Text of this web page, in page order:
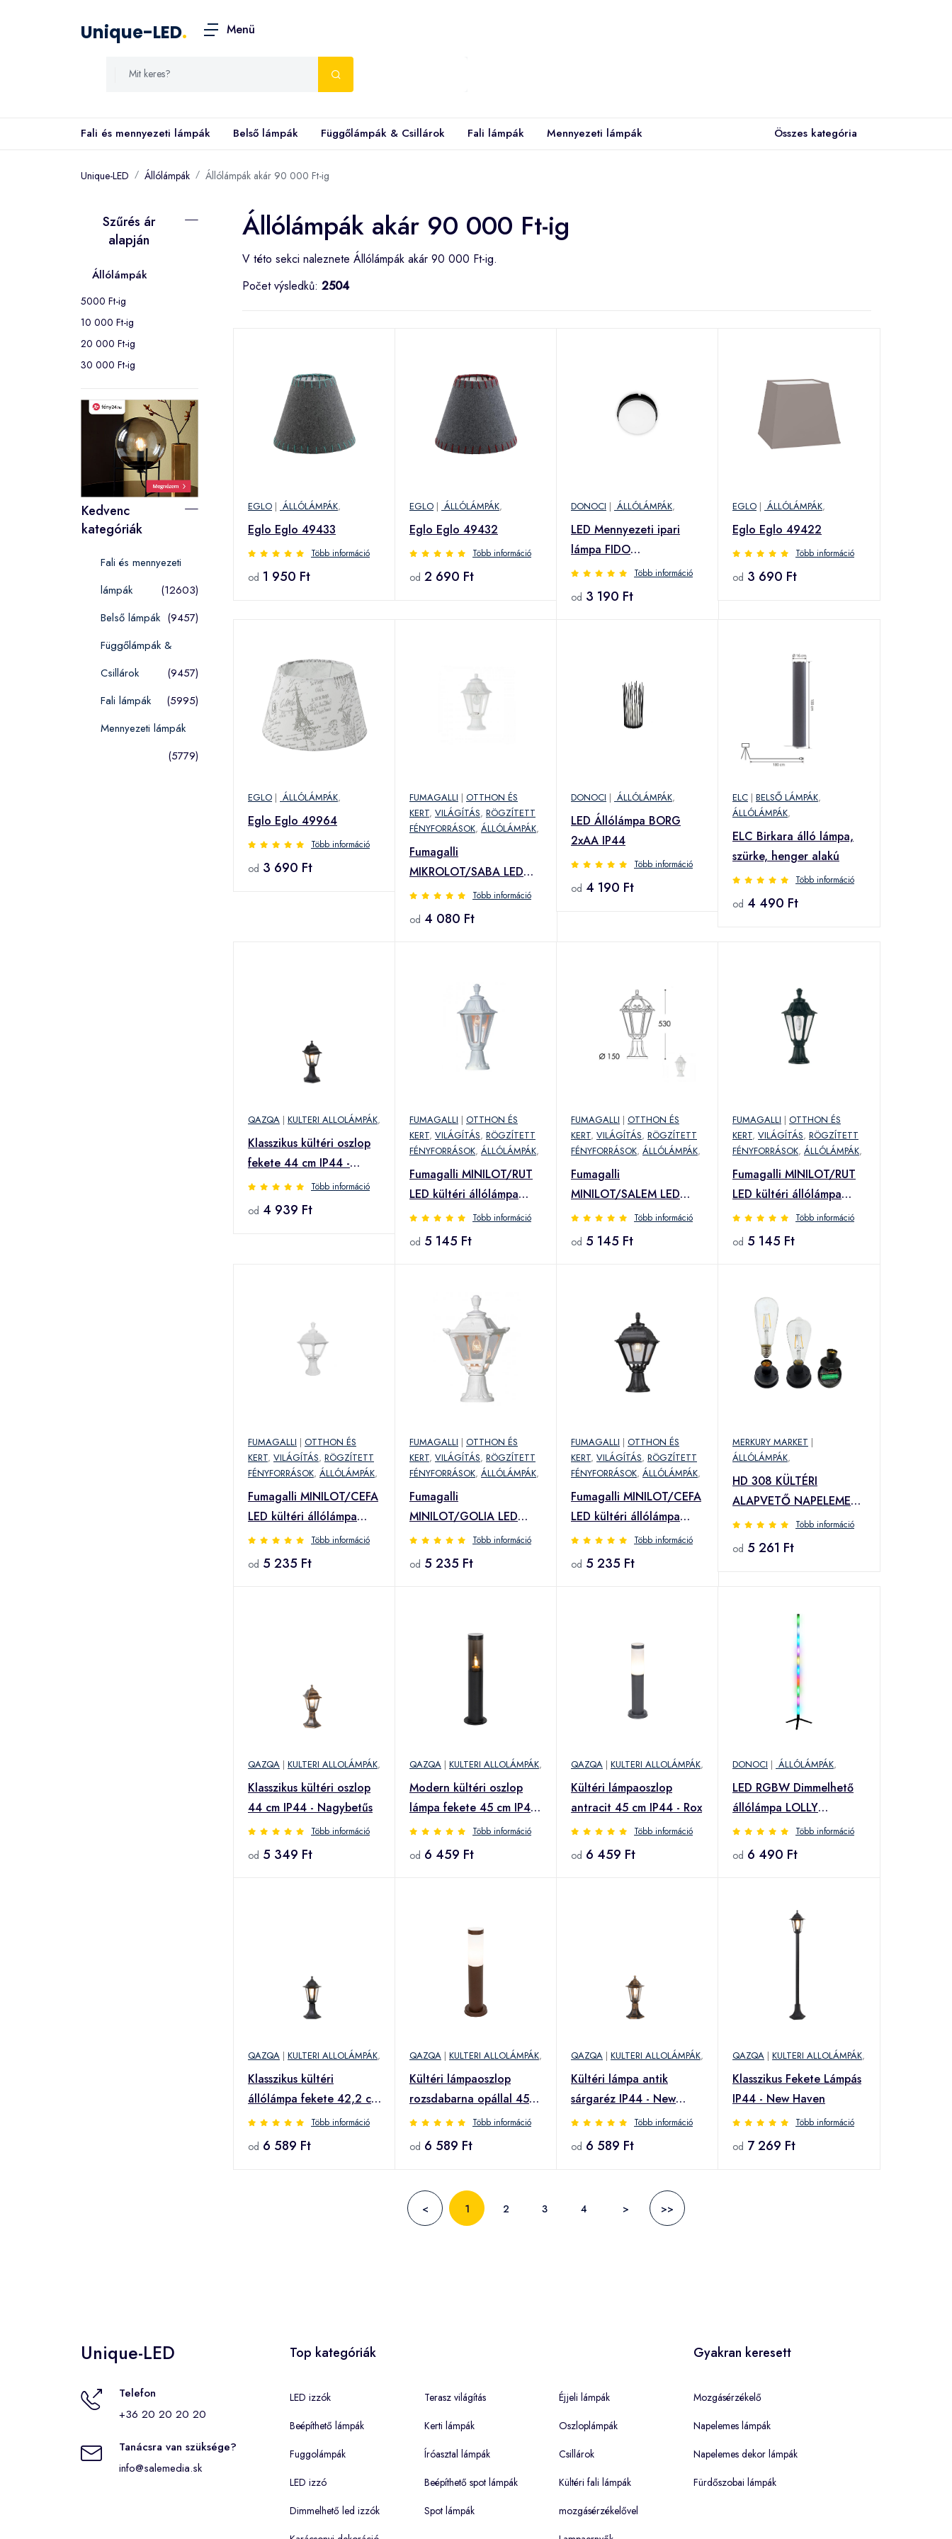
Unique-LED. Menü
Fali és mennyezeti lámpák Belső lámpák Függőlámpák & Csillárok Fali lámpák Mennyezeti lámpák Összes kategória
Unique-LED Állólámpák Állólámpák akár 90 000 Ft-ig
Szűrés ár
alapján
Állólámpák
5000 Ft-ig
10 000 Ft-ig
20 000 Ft-ig
30 000 Ft-ig
Kedvenc
kategóriák
Fali és mennyezeti
lámpák
(12603)
Belső lámpák (9457)
Függőlámpák &
Csillárok
(9457)
Fali lámpák
(5995)
Mennyezeti lámpák
(5779)
Állólámpák akár 90 000 Ft-ig
V této sekci naleznete Állólámpák akár 90 000 Ft-ig.
Počet výsledků: 2504
EGLO | ÁLLÓLÁMPÁK,
Eglo Eglo 49433
Több információ
od 1 950 Ft
EGLO | ÁLLÓLÁMPÁK,
Eglo Eglo 49432
Több információ
od 2 690 Ft
DONOCI | ÁLLÓLÁMPÁK,
LED Mennyezeti ipari
lámpa FIDO
LED/12W/230V IP65
Több információ
od 3 190 Ft
EGLO | ÁLLÓLÁMPÁK,
Eglo Eglo 49422
Több információ
od 3 690 Ft
EGLO | ÁLLÓLÁMPÁK,
Eglo Eglo 49964
Több információ
od 3 690 Ft
FUMAGALLI | OTTHON ÉS
KERT, VILÁGÍTÁS, RÖGZÍTETT
FÉNYFORRÁSOK, ÁLLÓLÁMPÁK,
Fumagalli
MIKROLOT/SABA LED
kültéri állólámpa fehér
(K22.110.000.WXE27)
Több információ
od 4 080 Ft
DONOCI | ÁLLÓLÁMPÁK,
LED Állólámpa BORG
2xAA IP44
Több információ
od 4 190 Ft
ELC | BELSŐ LÁMPÁK,
ÁLLÓLÁMPÁK,
ELC Birkara álló lámpa,
szürke, henger alakú
Több információ
od 4 490 Ft
QAZQA | KULTERI ALLOLÁMPÁK,
Klasszikus kültéri oszlop
fekete 44 cm IP44 -
Capital
Több információ
od 4 939 Ft
FUMAGALLI | OTTHON ÉS
KERT, VILÁGÍTÁS, RÖGZÍTETT
FÉNYFORRÁSOK, ÁLLÓLÁMPÁK,
Fumagalli MINILOT/RUT
LED kültéri állólámpa
fehér
(E26.111.000.WXE27)
Több információ
od 5 145 Ft
FUMAGALLI | OTTHON ÉS
KERT, VILÁGÍTÁS, RÖGZÍTETT
FÉNYFORRÁSOK, ÁLLÓLÁMPÁK,
Fumagalli
MINILOT/SALEM LED
kültéri állólámpa fehér
(K26.111.000.WXE27)
Több információ
od 5 145 Ft
FUMAGALLI | OTTHON ÉS
KERT, VILÁGÍTÁS, RÖGZÍTETT
FÉNYFORRÁSOK, ÁLLÓLÁMPÁK,
Fumagalli MINILOT/RUT
LED kültéri állólámpa
fekete
(E26.111.000.AXE27)
Több információ
od 5 145 Ft
FUMAGALLI | OTTHON ÉS
KERT, VILÁGÍTÁS, RÖGZÍTETT
FÉNYFORRÁSOK, ÁLLÓLÁMPÁK,
Fumagalli MINILOT/CEFA
LED kültéri állólámpa
fehér
(U23.111.000.WXE27)
Több információ
od 5 235 Ft
FUMAGALLI | OTTHON ÉS
KERT, VILÁGÍTÁS, RÖGZÍTETT
FÉNYFORRÁSOK, ÁLLÓLÁMPÁK,
Fumagalli
MINILOT/GOLIA LED
kültéri állólámpa fehér
(Q23.111.000.WXE27)
Több információ
od 5 235 Ft
FUMAGALLI | OTTHON ÉS
KERT, VILÁGÍTÁS, RÖGZÍTETT
FÉNYFORRÁSOK, ÁLLÓLÁMPÁK,
Fumagalli MINILOT/CEFA
LED kültéri állólámpa
fekete
(U23.111.000.AXE27)
Több információ
od 5 235 Ft
MERKURY MARKET |
ÁLLÓLÁMPÁK,
HD 308 KÜLTÉRI
ALAPVETŐ NAPELEMES
VILÁGÍTÁS MOLLY
Több információ
od 5 261 Ft
QAZQA | KULTERI ALLOLÁMPÁK,
Klasszikus kültéri oszlop
44 cm IP44 - Nagybetűs
Több információ
od 5 349 Ft
QAZQA | KULTERI ALLOLÁMPÁK,
Modern kültéri oszlop
lámpa fekete 45 cm IP44
- Rox
Több információ
od 6 459 Ft
QAZQA | KULTERI ALLOLÁMPÁK,
Kültéri lámpaoszlop
antracit 45 cm IP44 - Rox
Több információ
od 6 459 Ft
DONOCI | ÁLLÓLÁMPÁK,
LED RGBW Dimmelhető
állólámpa LOLLY
LED/5W/230V +
távirányítás
Több információ
od 6 490 Ft
QAZQA | KULTERI ALLOLÁMPÁK,
Klasszikus kültéri
állólámpa fekete 42,2 cm
IP44 - New HavenTöbb információ
od 6 589 Ft
QAZQA | KULTERI ALLOLÁMPÁK,
Kültéri lámpaoszlop
rozsdabarna opállal 45
cm IP44 - RoxTöbb információ
od 6 589 Ft
QAZQA | KULTERI ALLOLÁMPÁK,
Kültéri lámpa antik
sárgaréz IP44 - New
Haven
Több információ
od 6 589 Ft
QAZQA | KULTERI ALLOLÁMPÁK,
Klasszikus Fekete Lámpás
IP44 - New Haven
Több információ
od 7 269 Ft
< 1 2 3 4 > >>
Unique-LED
Telefon
+36 20 20 20 20
Tanácsra van szüksége?
info@salemedia.sk
Top kategóriák
LED izzók
Beépíthető lámpák
Fuggolámpák
LED izzó
Dimmelhető led izzók
Terasz világítás
Kerti lámpák
Íróasztal lámpák
Beépíthető spot lámpák
Spot lámpák
Éjjeli lámpák
Oszloplámpák
Csillárok
Kültéri fali lámpák
mozgásérzékelővel
Gyakran keresett
Mozgásérzékelő
Napelemes lámpák
Napelemes dekor lámpák
Fürdőszobai lámpák